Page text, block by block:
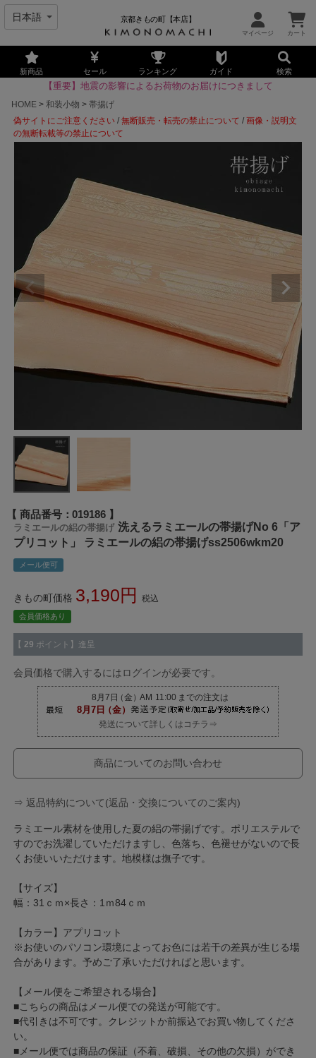
京都きもの町【本店】
新商品 セール ランキング ガイド 検索
【重要】地震の影響によるお荷物のお届けにつきまして
HOME
和装小物
帯揚げ
偽サイトにご注意ください /無断販売・転売の禁止について /画像・説明文
の無断転載等の禁止について
商品番号 019186
ラミエールの絽の帯揚げ 洗えるラミエールの帯揚げNo 6「ア
プリコット」 ラミエールの絽の帯揚げss2506wkm20
メール便可
きもの町価格 3,190 税込
会員価格あり
【 29 ポイント】進呈
会員価格で購入するにはログインが必要です。
発送について詳しくはコチラ⇒
商品についてのお問い合わせ
⇒ 返品特約について(返品・交換についてのご案内)
ラミエール素材を使用した夏の絽の帯揚げです。ポリエステルで
すのでお洗濯していただけますし、色落ち、色褪せがないので長
くお使いいただけます。地模様は撫子です。
【サイズ】
幅：31ｃｍ×長さ：1ｍ84ｃｍ
【カラー】アプリコット
※お使いのパソコン環境によってお色には若干の差異が生じる場
合があります。予めご了承いただければと思います。
【メール便をご希望される場合】
■こちらの商品はメール便での発送が可能です。
■代引きは不可です。クレジットか前振込でお買い物してくださ
い。
■メール便では商品の保証（不着、破損、その他の欠損）ができ